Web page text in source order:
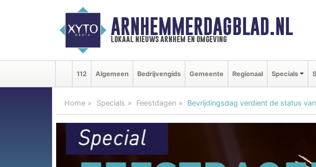
ARNHEMMERDAGBLAD.NL
lokaal nieuws arnhem en omgeving
112 Algemeen Bedrijvengids Gemeente Regionaal Specials
Home Specials Feestdagen Bevrijdingsdag verdient de status